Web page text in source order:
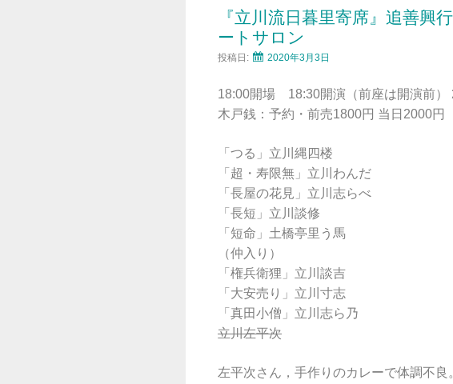
『立川流日暮里寄席』追善
ートサロン
投稿日: 2020年3月3日
18:00開場 18:30開演（前座は開演前）
木戸銭：予約・前売1800円 当日2000円
「つる」立川縄四楼
「超・寿限無」立川わんだ
「長屋の花見」立川志らべ
「長短」立川談修
「短命」土橋亭里う馬
（仲入り）
「権兵衛狸」立川談吉
「大安売り」立川寸志
「真田小僧」立川志ら乃
立川左平次
左平次さん，手作りのカレーで体調不良